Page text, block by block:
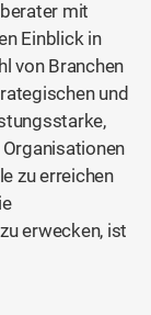
mit
Einblick in
von Branchen
und
zu erreichen
erwecken, ist